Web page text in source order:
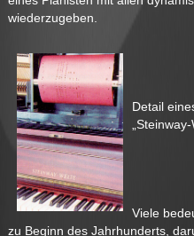
wiederzugeben.
Detail
Viele
zu Beginn des Jahrhunderts,